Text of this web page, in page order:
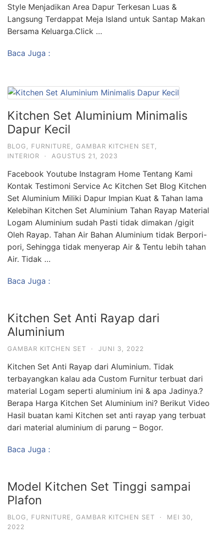
Style Menjadikan Area Dapur Terkesan Luas &
Langsung Terdappat Meja Island untuk Santap Makan
Bersama Keluarga.Click …
Baca Juga :
Kitchen Set Aluminium Minimalis
Dapur Kecil
BLOG FURNITURE GAMBAR KITCHEN SET
INTERIOR
· AGUSTUS 21, 2023
Facebook Youtube Instagram Home Tentang Kami
Kontak Testimoni Service Ac Kitchen Set Blog Kitchen
Set Aluminium Miliki Dapur Impian Kuat & Tahan lama
Kelebihan Kitchen Set Aluminium Tahan Rayap Material
Logam Aluminium sudah Pasti tidak dimakan /gigit
Oleh Rayap. Tahan Air Bahan Aluminium tidak Berpori-
pori, Sehingga tidak menyerap Air & Tentu lebih tahan
Air. Tidak …
Baca Juga :
Kitchen Set Anti Rayap dari
Aluminium
GAMBAR KITCHEN SET · JUNI 3, 2022
Kitchen Set Anti Rayap dari Aluminium. Tidak
terbayangkan kalau ada Custom Furnitur terbuat dari
material Logam seperti aluminium ini & apa Jadinya.?
Berapa Harga Kitchen Set Aluminium ini? Berikut Video
Hasil buatan kami Kitchen set anti rayap yang terbuat
dari material aluminium di parung – Bogor.
Baca Juga :
Model Kitchen Set Tinggi sampai
Plafon
BLOG FURNITURE GAMBAR KITCHEN SET ·
MEI 30,
2022